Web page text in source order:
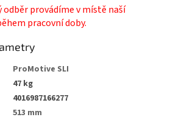
provádíme v místě naší
pracovní doby.
ProMotive SLI
47 kg
4016987166277
513 mm